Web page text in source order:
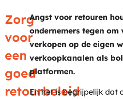
Zorg
voor
een
goed
retourbeleid
Angst voor retouren
ondernemers tegen
verkopen op de eigen
verkoopkanalen als
platformen.
En het is begrijpelijk dat